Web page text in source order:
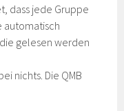
dass jede Gruppe
automatisch
gelesen werden
nichts. Die QMB